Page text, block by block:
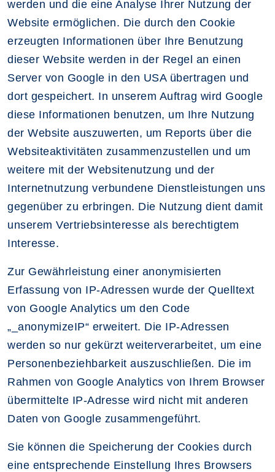
werden und die eine Analyse Ihrer Nutzung der
Website ermöglichen. Die durch den Cookie
erzeugten Informationen über Ihre Benutzung
dieser Website werden in der Regel an einen
Server von Google in den USA übertragen und
dort gespeichert. In unserem Auftrag wird Google
diese Informationen benutzen, um Ihre Nutzung
der Website auszuwerten, um Reports über die
Websiteaktivitäten zusammenzustellen und um
weitere mit der Websitenutzung und der
Internetnutzung verbundene Dienstleistungen uns
gegenüber zu erbringen. Die Nutzung dient damit
unserem Vertriebsinteresse als berechtigtem
Interesse.
Zur Gewährleistung einer anonymisierten
Erfassung von IP-Adressen wurde der Quelltext
von Google Analytics um den Code
„_anonymizeIP“ erweitert. Die IP-Adressen
werden so nur gekürzt weiterverarbeitet, um eine
Personenbeziehbarkeit auszuschließen. Die im
Rahmen von Google Analytics von Ihrem Browser
übermittelte IP-Adresse wird nicht mit anderen
Daten von Google zusammengeführt.
Sie können die Speicherung der Cookies durch
eine entsprechende Einstellung Ihres Browsers